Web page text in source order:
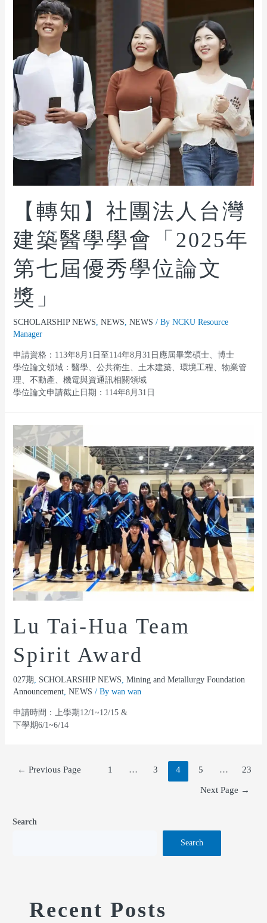
【轉知】社團法人台灣
建築醫學學會「2025年
第七屆優秀學位論文
獎」
SCHOLARSHIP NEWS, NEWS, NEWS / By NCKU Resource
Manager
申請資格：113年8月1日至114年8月31日應屆畢業碩士、博士
學位論文領域：醫學、公共衛生、土木建築、環境工程、物業管
理、不動產、機電與資通訊相關領域
學位論文申請截止日期：114年8月31日
Lu Tai-Hua Team
Spirit Award
027期 , SCHOLARSHIP NEWS, Mining and Metallurgy Foundation
Announcement, NEWS / By wan wan
申請時間：上學期12/1~12/15 &
下學期6/1~6/14
← Previous Page 1 … 3 4 5 … 23
Next Page →
Search
Search
Recent Posts